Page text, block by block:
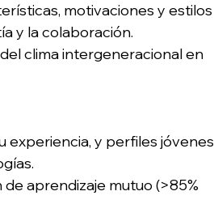
motivaciones y estilos
y la colaboración.
clima intergeneracional en
experiencia, y perfiles jóvenes
aprendizaje mutuo (>85%